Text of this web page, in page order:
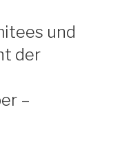
und
der
–